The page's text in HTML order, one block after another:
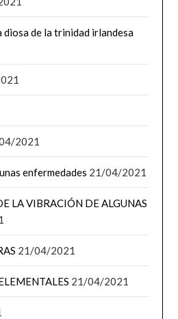
de la trinidad irlandesa
2021
enfermedades 21/04/2021
LA VIBRACIÓN DE ALGUNAS
21/04/2021
21/04/2021